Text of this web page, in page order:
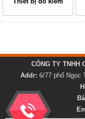
CÔNG TY TNHH
Addr: 6/77 phố Ngọc